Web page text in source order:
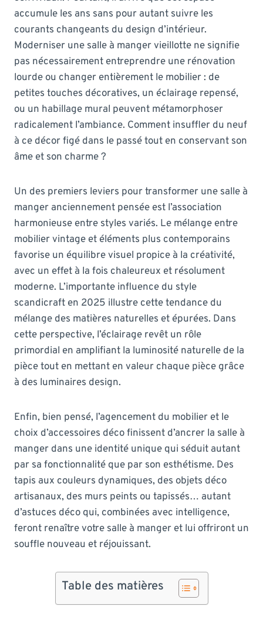
accumule les ans sans pour autant suivre les
courants changeants du design d’intérieur.
Moderniser une salle à manger vieillotte ne signifie
pas nécessairement entreprendre une rénovation
lourde ou changer entièrement le mobilier : de
petites touches décoratives, un éclairage repensé,
ou un habillage mural peuvent métamorphoser
radicalement l’ambiance. Comment insuffler du neuf
à ce décor figé dans le passé tout en conservant son
âme et son charme ?
Un des premiers leviers pour transformer une salle à
manger anciennement pensée est l’association
harmonieuse entre styles variés. Le mélange entre
mobilier vintage et éléments plus contemporains
favorise un équilibre visuel propice à la créativité,
avec un effet à la fois chaleureux et résolument
moderne. L’importante influence du style
scandicraft en 2025 illustre cette tendance du
mélange des matières naturelles et épurées. Dans
cette perspective, l’éclairage revêt un rôle
primordial en amplifiant la luminosité naturelle de la
pièce tout en mettant en valeur chaque pièce grâce
à des luminaires design.
Enfin, bien pensé, l’agencement du mobilier et le
choix d’accessoires déco finissent d’ancrer la salle à
manger dans une identité unique qui séduit autant
par sa fonctionnalité que par son esthétisme. Des
tapis aux couleurs dynamiques, des objets déco
artisanaux, des murs peints ou tapissés… autant
d’astuces déco qui, combinées avec intelligence,
feront renaître votre salle à manger et lui offriront un
souffle nouveau et réjouissant.
Table des matières